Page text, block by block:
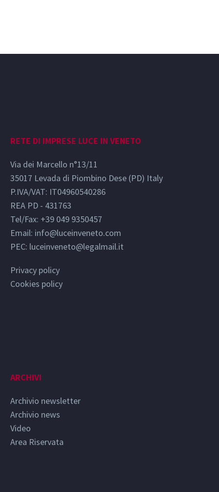
RETE DI IMPRESE LUCE IN VENETO
Via dei Marcello n°13/11
35017 Levada di Piombino Dese (PD) Italy
P.IVA/VAT: IT04960540286
REA PD - 431763
Tel/Fax: +39 049 9350457
Email: info@luceinveneto.com
PEC: luceinveneto@legalmail.it
Privacy policy
Cookies policy
ARCHIVI
Archivio newsletter
Archivio news
Video
Area Riservata